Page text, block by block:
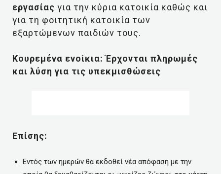
εργασίας για την κύρια κατοικία καθώς και
για τη φοιτητική κατοικία των
εξαρτώμενων παιδιών τους.
Κουρεμένα ενοίκια: Έρχονται πληρωμές
και λύση για τις υπεκμισθώσεις
Επίσης:
Εντός των ημερών θα εκδοθεί νέα απόφαση με την